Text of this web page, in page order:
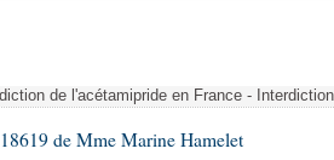
de l'acétamipride en France -
de Mme Marine Hamelet